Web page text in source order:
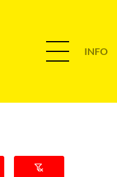
INFO